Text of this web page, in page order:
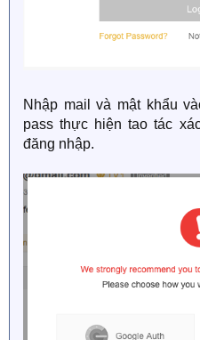
Nhập mail và mật khẩu
pass thực hiện tao tác
đăng nhập.